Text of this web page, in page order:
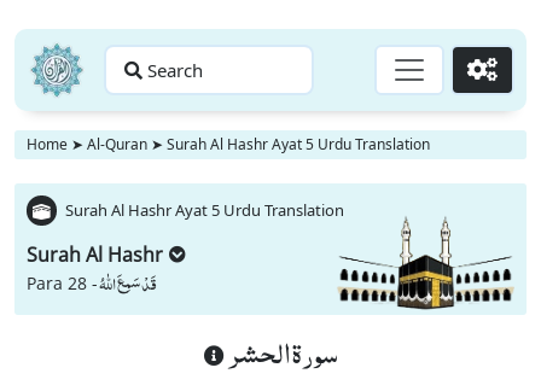
Search Go
Home ➤ Al-Quran ➤ Surah Al Hashr Ayat 5 Urdu Translation
Surah Al Hashr Ayat 5 Urdu Translation
Surah Al Hashr
Para 28 -قَدْ سَمِعَ اللّٰهُ
سورة الحشر